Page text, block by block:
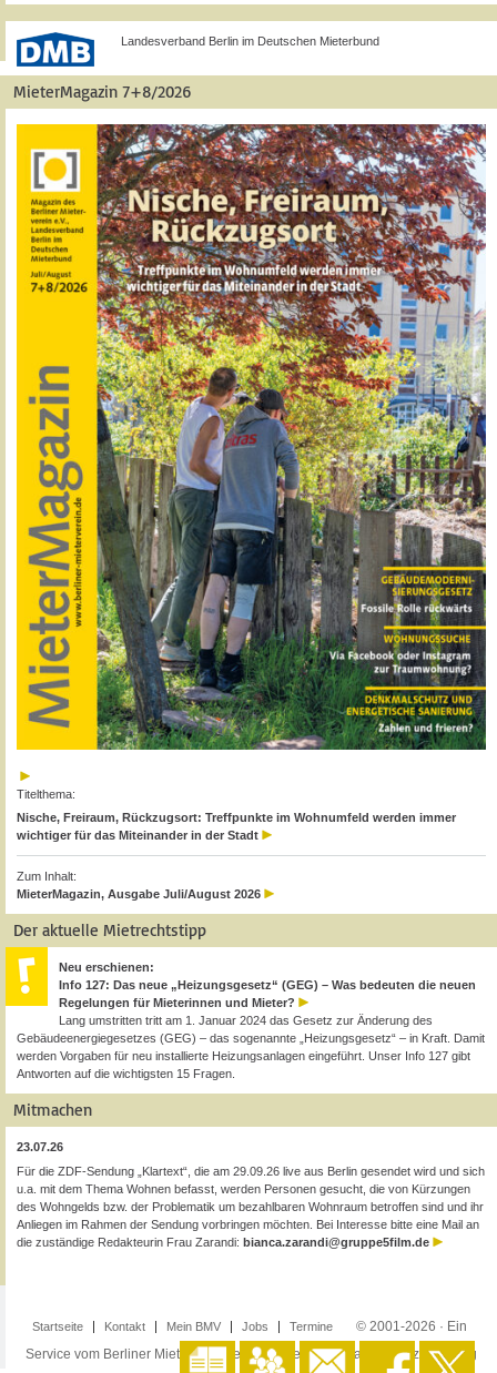
Landesverband Berlin im Deutschen Mieterbund
MieterMagazin 7+8/2026
Titelthema:
Nische, Freiraum, Rückzugsort: Treffpunkte im Wohnumfeld werden immer
wichtiger für das Miteinander in der Stadt
Zum Inhalt:
MieterMagazin, Ausgabe Juli/August 2026
Der aktuelle Mietrechtstipp
Neu erschienen:
Info 127: Das neue „Heizungsgesetz“ (GEG) – Was bedeuten die neuen
Regelungen für Mieterinnen und Mieter?
Lang umstritten tritt am 1. Januar 2024 das Gesetz zur Änderung des
Gebäudeenergiegesetzes (GEG) – das sogenannte „Heizungsgesetz“ – in Kraft. Damit
werden Vorgaben für neu installierte Heizungsanlagen eingeführt. Unser Info 127 gibt
Antworten auf die wichtigsten 15 Fragen.
Mitmachen
23.07.26
Für die ZDF-Sendung „Klartext“, die am 29.09.26 live aus Berlin gesendet wird und sich
u.a. mit dem Thema Wohnen befasst, werden Personen gesucht, die von Kürzungen
des Wohngelds bzw. der Problematik um bezahlbaren Wohnraum betroffen sind und ihr
Anliegen im Rahmen der Sendung vorbringen möchten. Bei Interesse bitte eine Mail an
die zuständige Redakteurin Frau Zarandi: bianca.zarandi@gruppe5film.de
Startseite Kontakt Mein BMV Jobs Termine
© 2001-2026 · Ein
Service vom Berliner Mieterverein e.V. ·Impressum·Datenschutzerklärung